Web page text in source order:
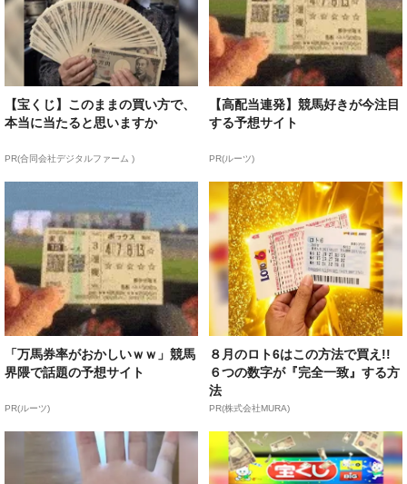
【宝くじ】このままの買い方で、
本当に当たると思いますか
PR(合同会社デジタルファーム )
【高配当連発】競馬好きが今注目
する予想サイト
PR(ルーツ)
「万馬券率がおかしいｗｗ」競馬
界隈で話題の予想サイト
PR(ルーツ)
８月のロト6はこの方法で買え!!
６つの数字が『完全一致』する方
法
PR(株式会社MURA)